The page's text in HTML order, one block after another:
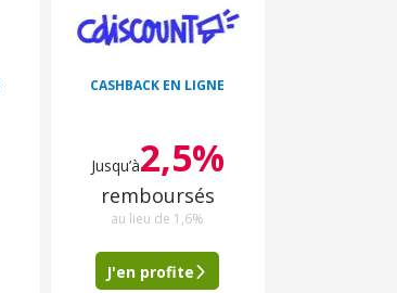
CASHBACK EN LIGNE
Jusqu’à2,5%
remboursés
au lieu de 1,6%
J'en profite